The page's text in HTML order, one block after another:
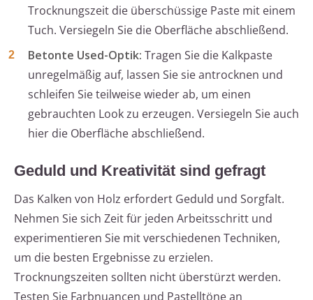
Trocknungszeit die überschüssige Paste mit einem
Tuch. Versiegeln Sie die Oberfläche abschließend.
Betonte Used-Optik: Tragen Sie die Kalkpaste
unregelmäßig auf, lassen Sie sie antrocknen und
schleifen Sie teilweise wieder ab, um einen
gebrauchten Look zu erzeugen. Versiegeln Sie auch
hier die Oberfläche abschließend.
Geduld und Kreativität sind gefragt
Das Kalken von Holz erfordert Geduld und Sorgfalt.
Nehmen Sie sich Zeit für jeden Arbeitsschritt und
experimentieren Sie mit verschiedenen Techniken,
um die besten Ergebnisse zu erzielen.
Trocknungszeiten sollten nicht überstürzt werden.
Testen Sie Farbnuancen und Pastelltöne an